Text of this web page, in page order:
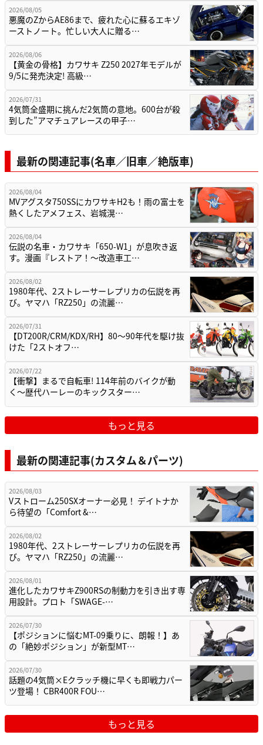
2026/08/05
悪魔のZからAE86まで、疲れた心に蘇るエキゾ
ーストノート。忙しい大人に贈る…
2026/08/06
【黄金の骨格】カワサキ Z250 2027年モデルが
9/5に発売決定! 高級…
2026/07/31
4気筒全盛期に挑んだ2気筒の意地。600台が殺
到した”アマチュアレースの甲子…
最新の関連記事(名車／旧車／絶版車)
2026/08/04
MVアグスタ750SSにカワサキH2も！雨の富士を
熱くしたアメフェス、岩城滉…
2026/08/04
伝説の名車・カワサキ「650-W1」が息吹き返
す。漫画『レストア！～改造車工…
2026/08/02
1980年代、2ストレーサーレプリカの伝説を再
び。ヤマハ「RZ250」の流麗…
2026/07/31
【DT200R/CRM/KDX/RH】80〜90年代を駆け抜
けた「2ストオフ…
2026/07/22
【衝撃】まるで自転車! 114年前のバイクが動
く〜歴代ハーレーのキックスター…
もっと見る
最新の関連記事(カスタム＆パーツ)
2026/08/03
Vストローム250SXオーナー必見！ デイトナか
ら待望の「Comfort &…
2026/08/02
1980年代、2ストレーサーレプリカの伝説を再
び。ヤマハ「RZ250」の流麗…
2026/08/01
進化したカワサキZ900RSの制動力を引き出す専
用設計。プロト「SWAGE-…
2026/07/30
【ポジションに悩むMT-09乗りに、朗報！】あ
の「絶妙ポジション」が新型MT…
2026/07/30
話題の4気筒×Eクラッチ機に早くも即戦力パー
ツ登場！ CBR400R FOU…
もっと見る